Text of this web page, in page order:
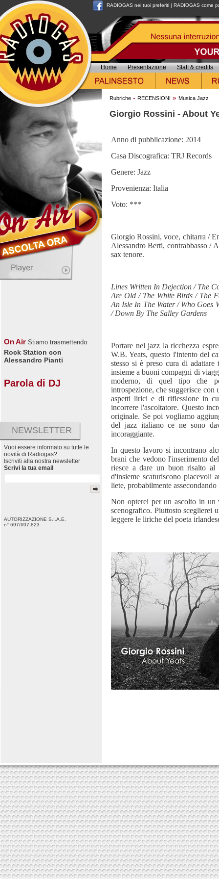
RADIOGAS nei tuoi preferiti | RADIOGAS come
Home Presentazione Staff & credits
On Air Stiamo trasmettendo:
Rock Station con
Alessandro Pianti
Parola di DJ
NEWSLETTER
Vuoi essere informato su tutte le
novità di Radiogas?
Iscriviti alla nostra newsletter
Scrivi la tua email
AUTORIZZAZIONE S.I.A.E.
n° 697/I/07-823
Rubriche - RECENSIONI » Musica Jazz
Giorgio Rossini - About
Anno di pubblicazione: 2014
Casa Discografica: TRJ Records
Genere: Jazz
Provenienza: Italia
Voto: ***
Giorgio Rossini, voce, chitarra /
Alessandro Berti, contrabbasso /
sax tenore.
Lines Written In Dejection / The
Are Old / The White Birds / The
An Isle In The Water / Who Goes
/ Down By The Salley Gardens
Portare nel jazz la ricchezza
W.B. Yeats, questo l'intento del
stesso si è preso cura di
insieme a buoni compagni di
moderno, di quel tipo che
introspezione, che suggerisce con
aspetti lirici e di riflessione in
incorrere l'ascoltatore. Questo
originale. Se poi vogliamo
del jazz italiano ce ne sono
incoraggiante.
In questo lavoro si incontrano
brani che vedono l'inserimento
riesce a dare un buon risalto al
d'insieme scaturiscono piacevoli
liete, probabilmente
Non opterei per un ascolto in un
scenografico. Piuttosto sceglierei
leggere le liriche del poeta